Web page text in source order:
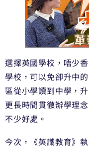
選擇英國學校，唔少
學校，可以免卻升中
區從小學讀到中學，
更長時間貫徹辦學理
不少好處。
今次，《英識教育》